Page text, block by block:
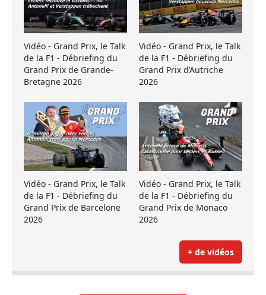
Vidéo - Grand Prix, le Talk
de la F1 - Débriefing du
Grand Prix de Grande-
Bretagne 2026
Vidéo - Grand Prix, le Talk
de la F1 - Débriefing du
Grand Prix d’Autriche
2026
Vidéo - Grand Prix, le Talk
de la F1 - Débriefing du
Grand Prix de Barcelone
2026
Vidéo - Grand Prix, le Talk
de la F1 - Débriefing du
Grand Prix de Monaco
2026
+ de vidéos